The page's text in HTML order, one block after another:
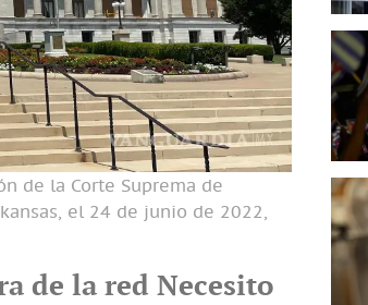
de la Corte Suprema de
el 24 de junio de 2022,
de la red Necesito